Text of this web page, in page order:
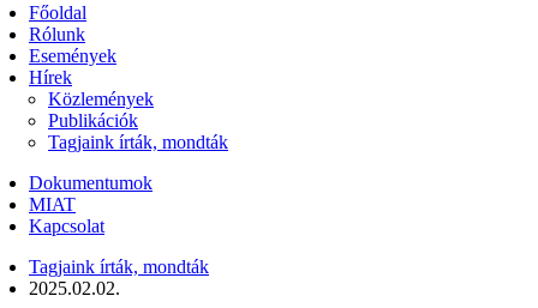
Főoldal
Rólunk
Események
Hírek
Közlemények
Publikációk
Tagjaink írták, mondták
Dokumentumok
MIAT
Kapcsolat
Tagjaink írták, mondták
2025.02.02.